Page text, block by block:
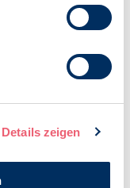
Details zeigen